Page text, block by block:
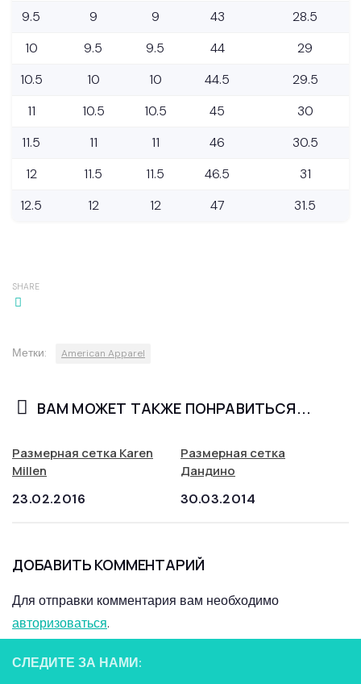
9.5
9 9 43
28.5
10
9.5 9.5 44
29
10.5
10 10 44.5
29.5
11
10.5 10.5 45
30
11.5
11 11 46
30.5
12
11.5 11.5 46.5
31
12.5
12 12 47 31.5
SHARE
Метки: American Apparel
ВАМ МОЖЕТ ТАКЖЕ ПОНРАВИТЬСЯ...
Размерная сетка Karen
Millen
23.02.2016
Размерная сетка
Дандино
30.03.2014
ДОБАВИТЬ КОММЕНТАРИЙ
Для отправки комментария вам необходимо
авторизоваться.
СЛЕДИТЕ ЗА НАМИ: